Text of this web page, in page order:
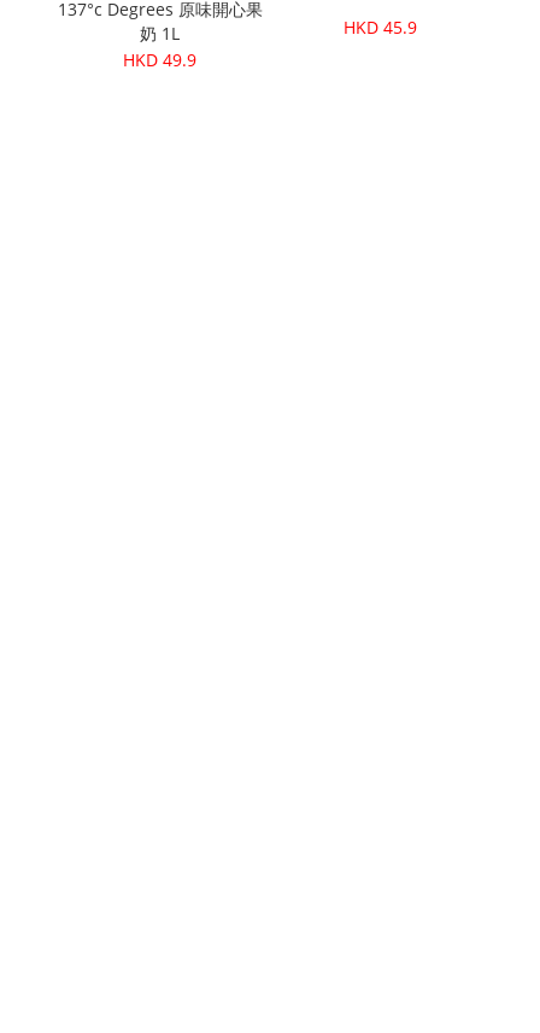
137°c Degrees 原味開心果
奶 1L
HKD 49.9
HKD 45.9